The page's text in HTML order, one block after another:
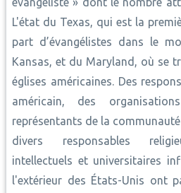
L'état du Texas, qui est la
part d’évangélistes dans le
Kansas, et du Maryland, où se
églises américaines. Des
américain, des
représentants de la
divers responsables
intellectuels et universitaires
l'extérieur des États-Unis ont